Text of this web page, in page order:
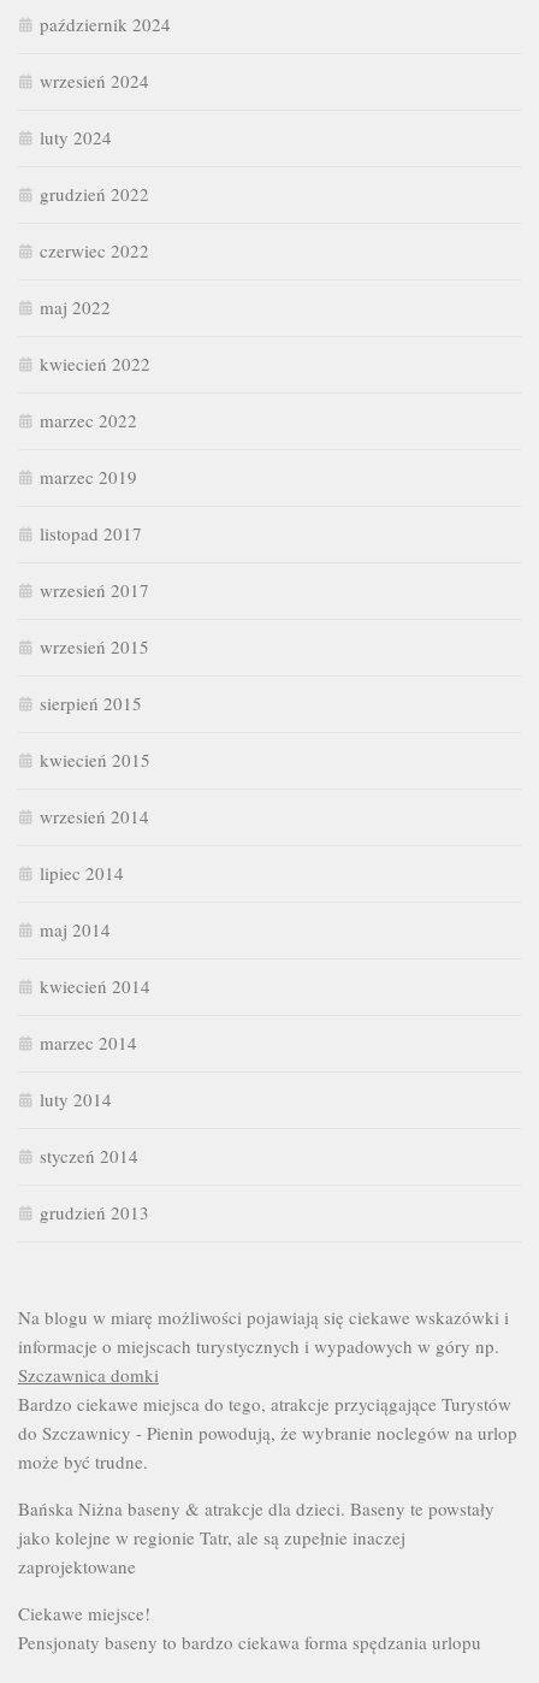
październik 2024
wrzesień 2024
luty 2024
grudzień 2022
czerwiec 2022
maj 2022
kwiecień 2022
marzec 2022
marzec 2019
listopad 2017
wrzesień 2017
wrzesień 2015
sierpień 2015
kwiecień 2015
wrzesień 2014
lipiec 2014
maj 2014
kwiecień 2014
marzec 2014
luty 2014
styczeń 2014
grudzień 2013
Na blogu w miarę możliwości pojawiają się ciekawe wskazówki i
informacje o miejscach turystycznych i wypadowych w góry np.
Szczawnica domki
Bardzo ciekawe miejsca do tego, atrakcje przyciągające Turystów
do Szczawnicy - Pienin powodują, że wybranie noclegów na urlop
może być trudne.
Bańska Niżna baseny & atrakcje dla dzieci. Baseny te powstały
jako kolejne w regionie Tatr, ale są zupełnie inaczej
zaprojektowane
Ciekawe miejsce!
Pensjonaty baseny to bardzo ciekawa forma spędzania urlopu